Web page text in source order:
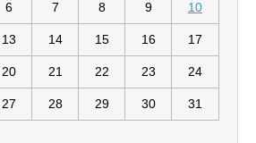
6 7 8 9 10
13 14 15 16 17
20 21 22 23 24
27 28 29 30
31